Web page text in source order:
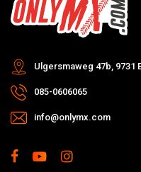
Ulgersmaweg 47b, 9731
085-0606065
info@onlymx.com